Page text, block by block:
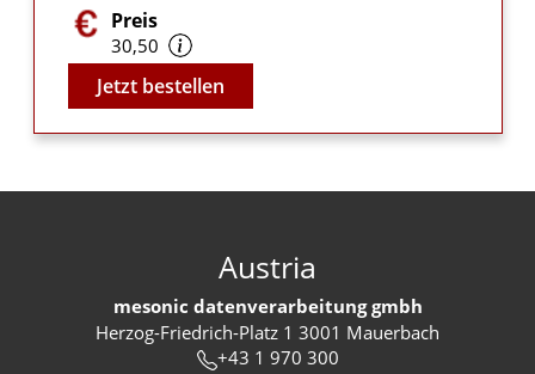
Preis
30,50
Video
Jetzt bestellen
Austria
mesonic datenverarbeitung gmbh
Herzog-Friedrich-Platz 1 3001 Mauerbach
+43 1 970 300